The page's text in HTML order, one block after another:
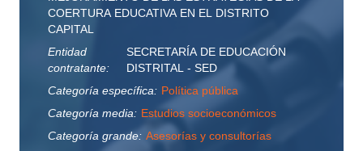
COERTURA EDUCATIVA EN EL DISTRITO
CAPITAL
Entidad
contratante:
SECRETARÍA DE EDUCACIÓN
DISTRITAL - SED
Categoría específica: Política pública
Categoría media: Estudios socioeconómicos
Categoría grande: Asesorías y consultorías